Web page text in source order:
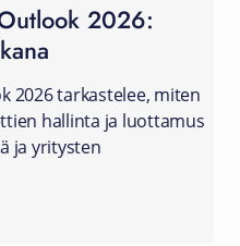
2026:
2026 tarkastelee, miten
hallinta ja luottamus
ja yritysten